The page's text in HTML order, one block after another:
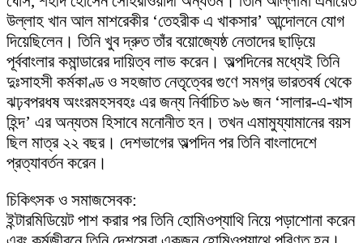
উল্লাহ খান আল মাশরেকীর ‘তেহরীক এ খাকসার’ আন্দোলনে যোগ
দিয়েছিলেন। তিনি খুব দ্রুত তাঁর বয়োজ্যেষ্ঠ নেতাদের ছাড়িয়ে
পূর্ববাংলার কমান্ডারের দায়িত্ব লাভ করেন। অল্পদিনের মধ্যেই তিনি
দুঃসাহসী কর্মকাণ্ড ও সহজাত নেতৃত্বের গুণে সমগ্র ভারতবর্ষ থেকে
ঝঢ়বপরধষ অংংরমহসবহঃ এর জন্য নির্বাচিত ৯৬ জন ‘সালার-এ-খাস
হিন্দ’ এর অন্যতম হিসাবে মনোনীত হন। তখন এমামুয্যামানের বয়স
ছিল মাত্র ২২ বছর। দেশভাগের অল্পদিন পর তিনি বাংলাদেশে
প্রত্যাবর্তন করেন।
চিকিৎসক ও সমাজসেবক:
ইন্টারমিডিয়েট পাশ করার পর তিনি হোমিওপ্যাথি নিয়ে পড়াশোনা করেন